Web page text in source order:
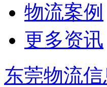
物流案例
更多资讯
东莞物流信